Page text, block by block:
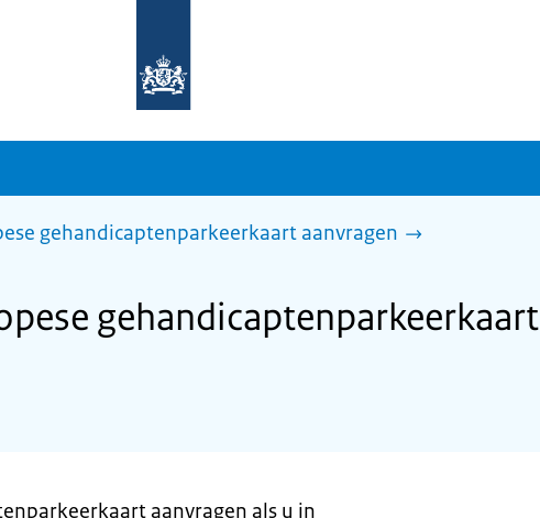
homepage
sdg.rijksoverheid.nl
gehandicaptenparkeerkaart aanvragen
gehandicaptenparkeerkaart
aanvragen als u in